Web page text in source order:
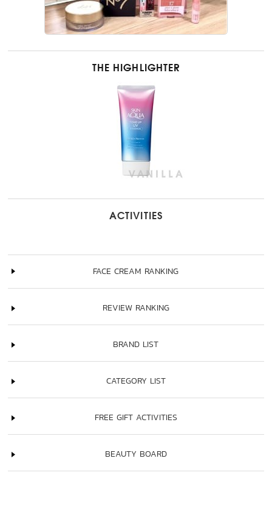
THE HIGHLIGHTER
ACTIVITIES
FACE CREAM RANKING
REVIEW RANKING
BRAND LIST
CATEGORY LIST
FREE GIFT ACTIVITIES
BEAUTY BOARD